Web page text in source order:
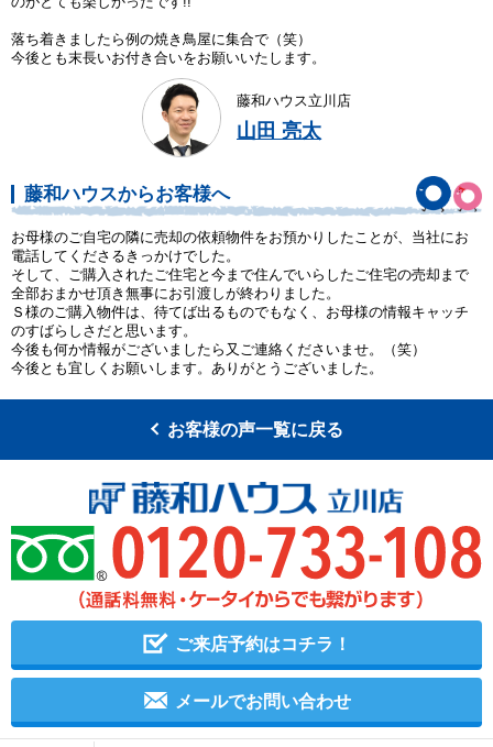
落ち着きましたら例の焼き鳥屋に集合で（笑）
今後とも末長いお付き合いをお願いいたします。
藤和ハウス立川店
山田 亮太
藤和ハウスからお客様へ
お母様のご自宅の隣に売却の依頼物件をお預かりしたことが、当社にお
電話してくださるきっかけでした。
そして、ご購入されたご住宅と今まで住んでいらしたご住宅の売却まで
全部おまかせ頂き無事にお引渡しが終わりました。
Ｓ様のご購入物件は、待てば出るものでもなく、お母様の情報キャッチ
のすばらしさだと思います。
今後も何か情報がございましたら又ご連絡くださいませ。（笑）
今後とも宜しくお願いします。ありがとうございました。
お客様の声一覧に戻る
ご来店予約はコチラ！
メールでお問い合わせ